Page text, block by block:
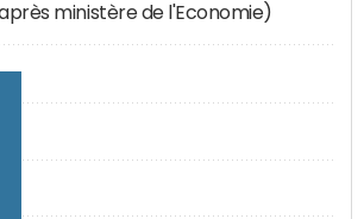
ministère de l'Economie)